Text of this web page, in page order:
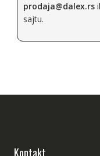
prodaja@dalex.rs
sajtu.
Kontakt